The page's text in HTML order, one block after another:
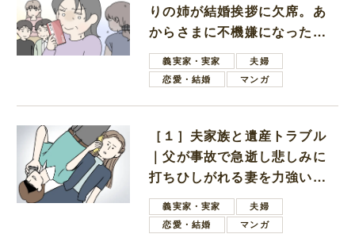
りの姉が結婚挨拶に欠席。あ
からさまに不機嫌になった義
母義実家・実家
夫婦
恋愛・結婚
マンガ
［１］夫家族と遺産トラブル
｜父が事故で急逝し悲しみに
打ちひしがれる妻を力強い言
葉で励ます夫
義実家・実家
夫婦
恋愛・結婚
マンガ